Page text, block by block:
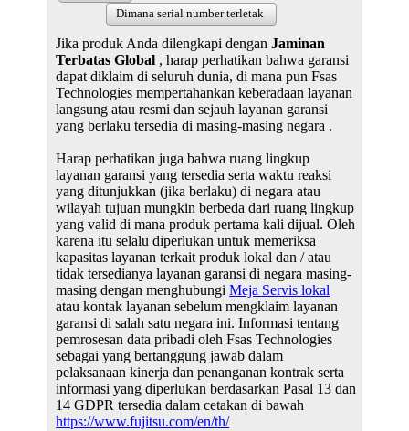
Dimana serial number terletak
Jika produk Anda dilengkapi denganJaminan
Terbatas Global , harap perhatikan bahwa garansi
dapat diklaim di seluruh dunia, di mana pun Fsas
Technologies mempertahankan keberadaan layanan
langsung atau resmi dan sejauh layanan garansi
yang berlaku tersedia di masing-masing negara .
Harap perhatikan juga bahwa ruang lingkup
layanan garansi yang tersedia serta waktu reaksi
yang ditunjukkan (jika berlaku) di negara atau
wilayah tujuan mungkin berbeda dari ruang lingkup
yang valid di mana produk pertama kali dijual. Oleh
karena itu selalu diperlukan untuk memeriksa
kapasitas layanan terkait produk lokal dan / atau
tidak tersedianya layanan garansi di negara masing-
masing dengan menghubungiMeja Servis lokal
atau kontak layanan sebelum mengklaim layanan
garansi di salah satu negara ini. Informasi tentang
pemrosesan data pribadi oleh Fsas Technologies
sebagai yang bertanggung jawab dalam
pelaksanaan kinerja dan penanganan kontrak serta
informasi yang diperlukan berdasarkan Pasal 13 dan
14 GDPR tersedia dalam cetakan di bawah
https://www.fujitsu.com/en/th/